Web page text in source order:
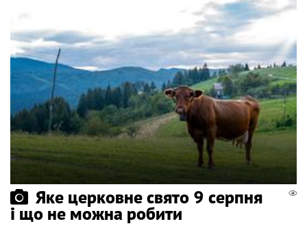
Яке церковне свято 9 серпня
і що не можна робити